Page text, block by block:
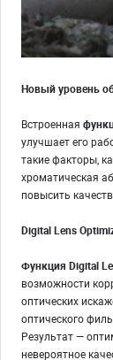
Новый уровень
Встроенная
улучшает его
такие факторы,
хроматическая
повысить
Digital Lens
Функция Digital
возможности
оптических
оптического
Результат —
невероятное